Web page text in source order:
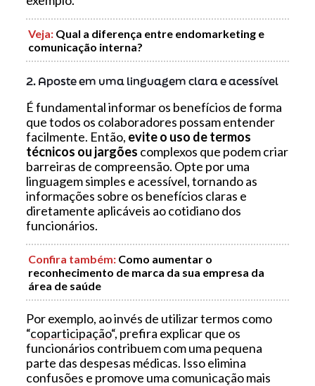
Veja: Qual a diferença entre endomarketing e
comunicação interna?
2. Aposte em uma linguagem clara e acessível
É fundamental informar os benefícios de forma
que todos os colaboradores possam entender
facilmente. Então, evite o uso de termos
técnicos ou jargões complexos que podem criar
barreiras de compreensão. Opte por uma
linguagem simples e acessível, tornando as
informações sobre os benefícios claras e
diretamente aplicáveis ao cotidiano dos
funcionários.
Confira também: Como aumentar o
reconhecimento de marca da sua empresa da
área de saúde
Por exemplo, ao invés de utilizar termos como
“coparticipação“, prefira explicar que os
funcionários contribuem com uma pequena
parte das despesas médicas. Isso elimina
confusões e promove uma comunicação mais